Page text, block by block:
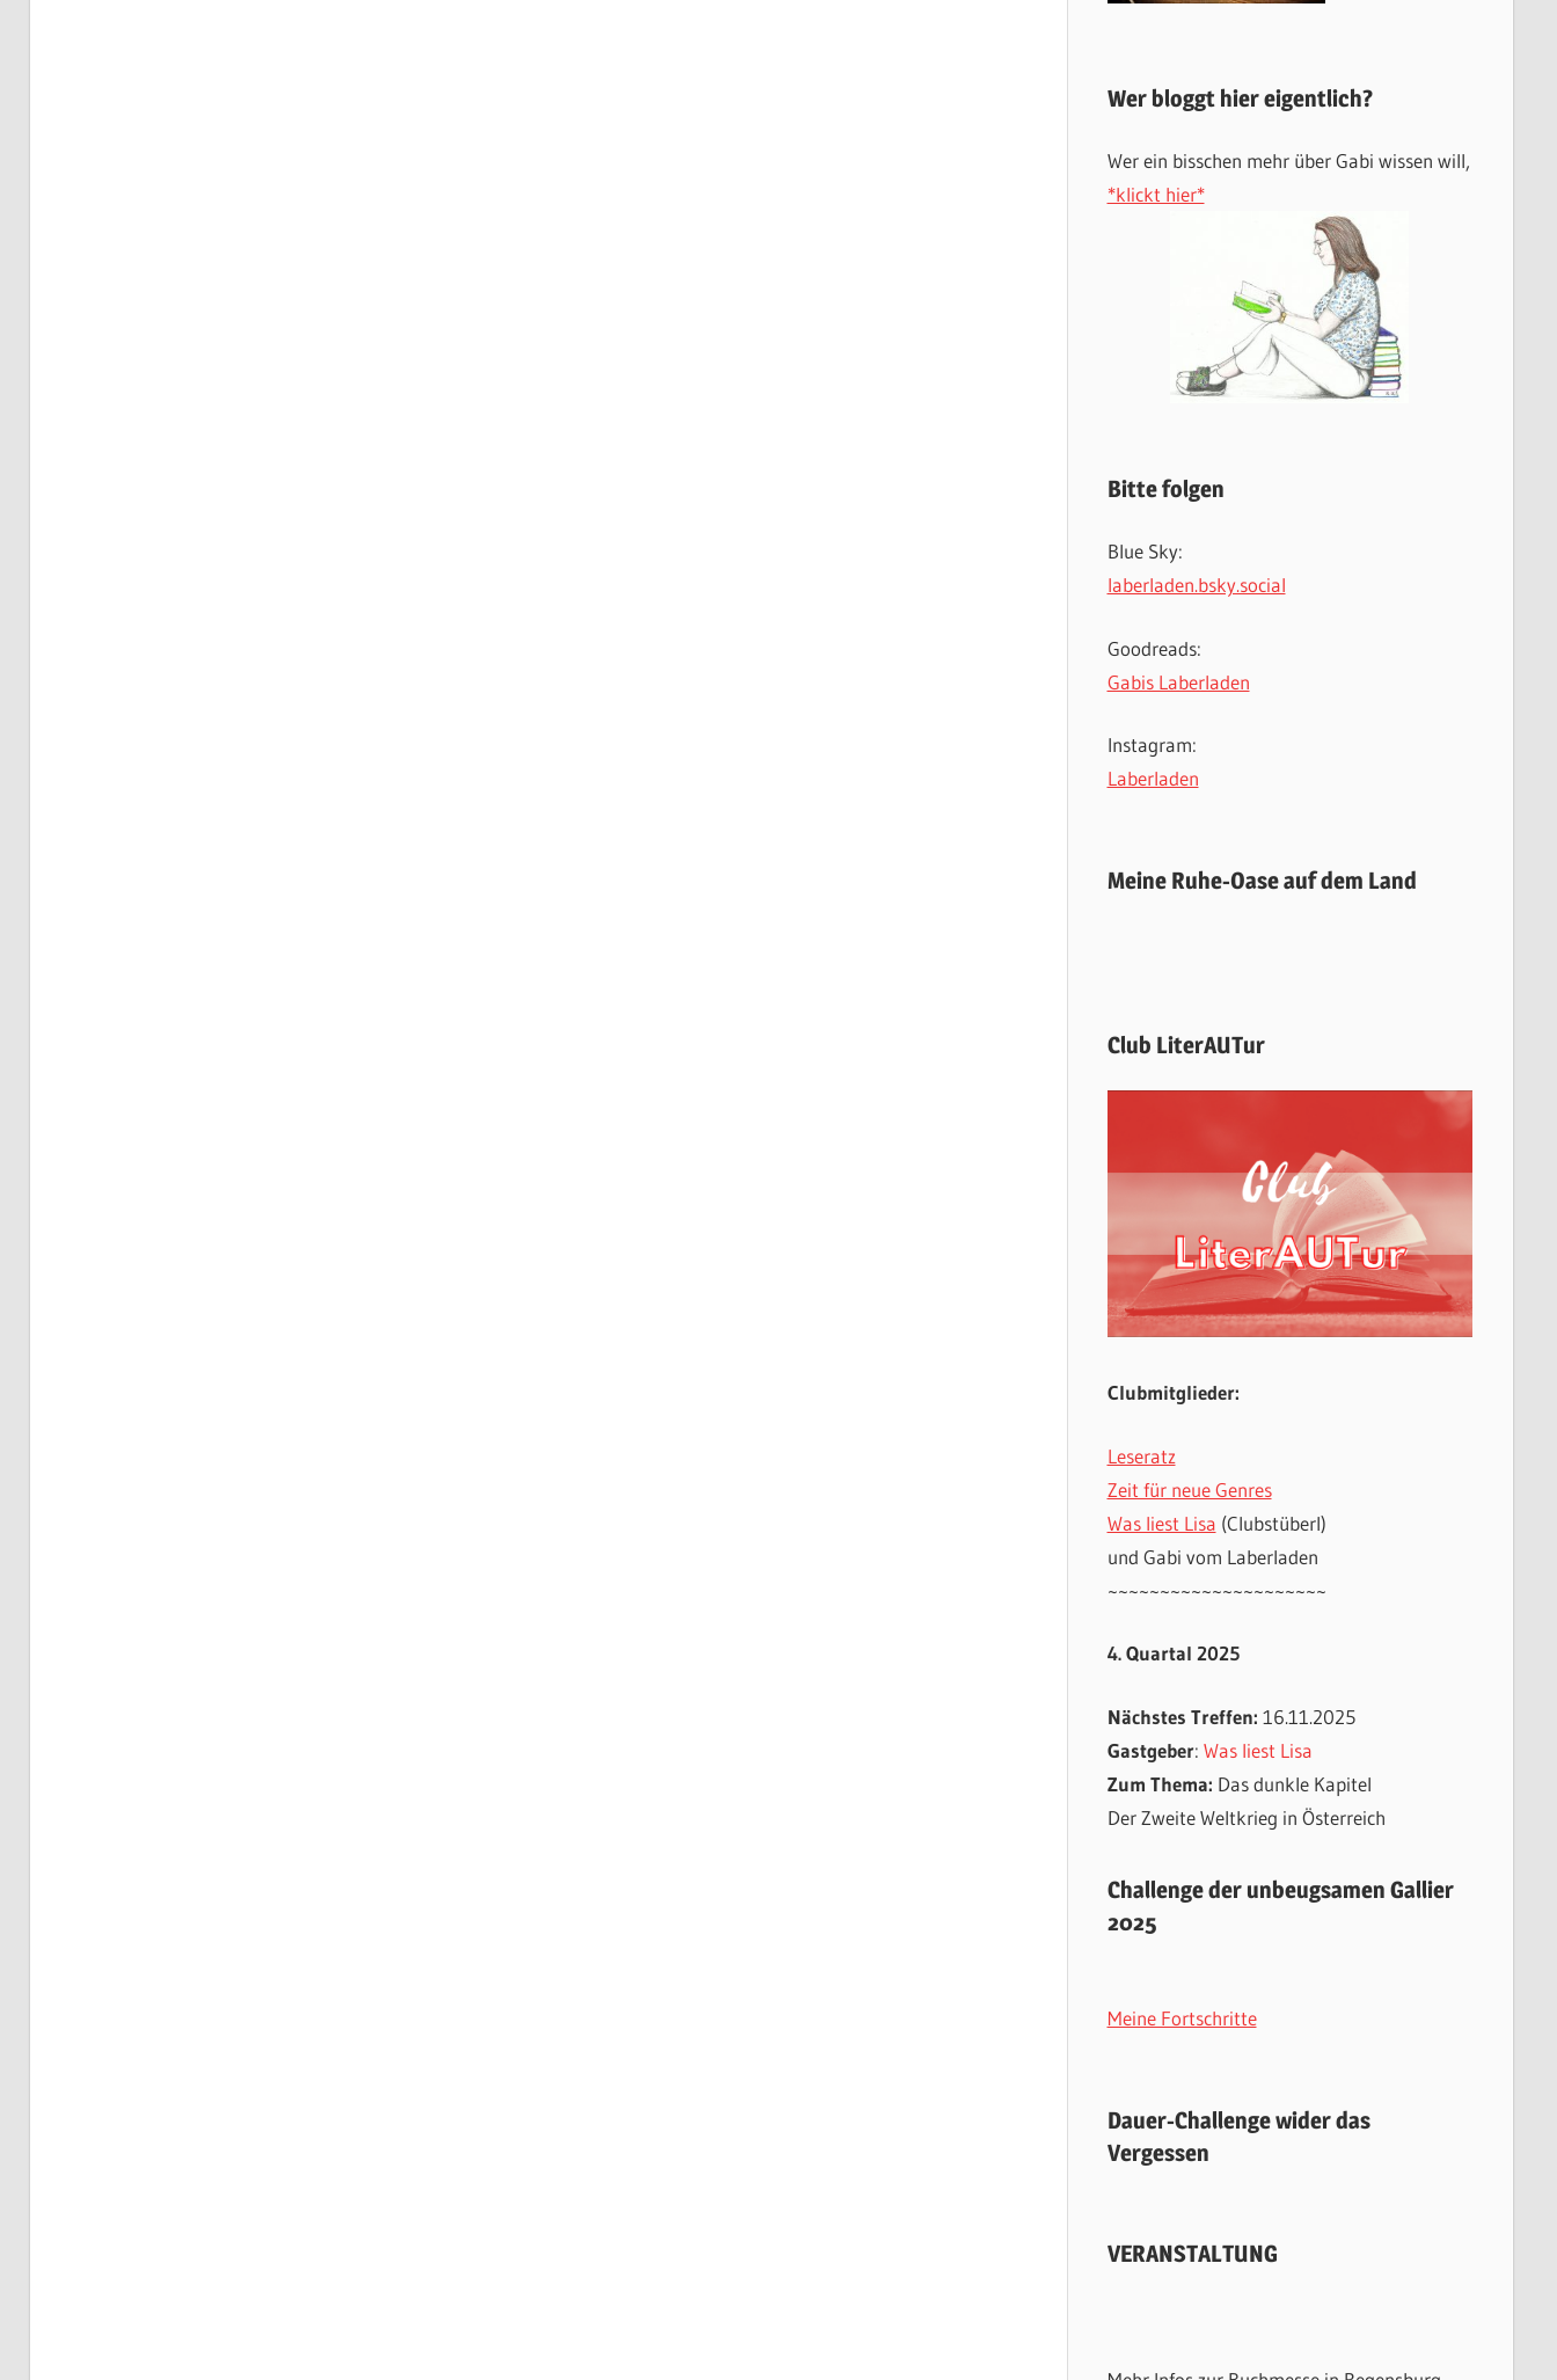
Wer bloggt hier eigentlich?
Wer ein bisschen mehr über Gabi wissen will,
*klickt hier*
Bitte folgen
Blue Sky:
laberladen.bsky.social
Goodreads:
Gabis Laberladen
Instagram:
Laberladen
Meine Ruhe-Oase auf dem Land
Club LiterAUTur
Clubmitglieder:
Leseratz
Zeit für neue Genres
Was liest Lisa (Clubstüberl)
und Gabi vom Laberladen
~~~~~~~~~~~~~~~~~~~~~
4. Quartal 2025
Nächstes Treffen: 16.11.2025
Gastgeber: Was liest Lisa
Zum Thema: Das dunkle Kapitel
Der Zweite Weltkrieg in Österreich
Challenge der unbeugsamen Gallier
2025
Meine Fortschritte
Dauer-Challenge wider das
Vergessen
VERANSTALTUNG